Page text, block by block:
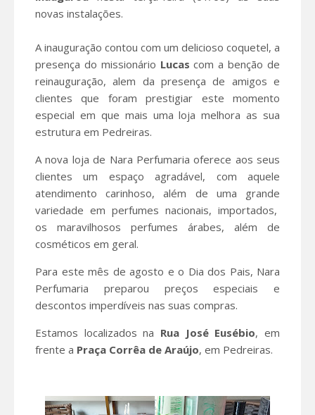
novas instalações.
A inauguração contou com um delicioso coquetel, a
presença do missionário Lucas com a benção de
reinauguração, alem da presença de amigos e
clientes que foram prestigiar este momento
especial em que mais uma loja melhora as sua
estrutura em Pedreiras.
A nova loja de Nara Perfumaria oferece aos seus
clientes um espaço agradável, com aquele
atendimento carinhoso, além de uma grande
variedade em perfumes nacionais, importados,
os maravilhosos perfumes árabes, além de
cosméticos em geral.
Para este mês de agosto e o Dia dos Pais, Nara
Perfumaria preparou preços especiais e
descontos imperdíveis nas suas compras.
Estamos localizados na Rua José Eusébio, em
frente a Praça Corrêa de Araújo, em Pedreiras.